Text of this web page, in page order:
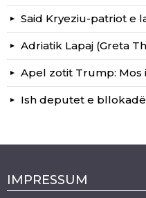
Said Kryeziu-patriot e
Adriatik Lapaj (Greta
Apel zotit Trump: Mos
Ish deputet e
IMPRESSUM